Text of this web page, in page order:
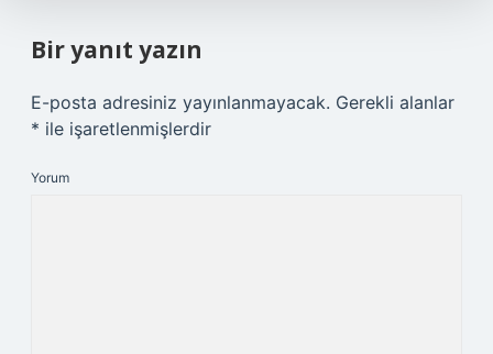
Bir yanıt yazın
E-posta adresiniz yayınlanmayacak. Gerekli alanlar
* ile işaretlenmişlerdir
Yorum